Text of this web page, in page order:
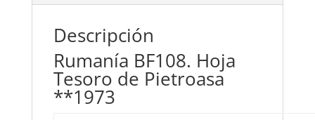
Descripción
Rumanía BF108. Hoja
Tesoro de Pietroasa
**1973